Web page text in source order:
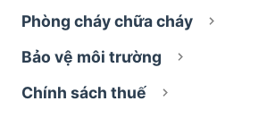
Phòng cháy chữa cháy
Bảo vệ môi trường
Chính sách thuế